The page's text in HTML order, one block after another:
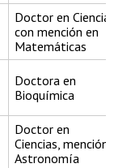
Doctor en
con mención en
Matemáticas
Doctora en
Bioquímica
Doctor en
Ciencias, mención
Astronomía